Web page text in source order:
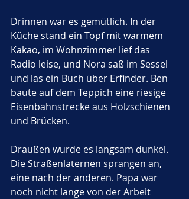
Drinnen war es gemütlich. In der
Küche stand ein Topf mit warmem
Kakao, im Wohnzimmer lief das
Radio leise, und Nora saß im Sessel
und las ein Buch über Erfinder. Ben
baute auf dem Teppich eine riesige
Eisenbahnstrecke aus Holzschienen
und Brücken.
Draußen wurde es langsam dunkel.
Die Straßenlaternen sprangen an,
eine nach der anderen. Papa war
noch nicht lange von der Arbeit